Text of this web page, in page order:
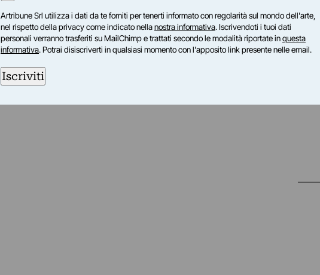
Artribune Srl utilizza i dati da te forniti per tenerti informato con regolarità sul mondo dell'arte,
nel rispetto della privacy come indicato nellanostra informativa. Iscrivendoti i tuoi dati
personali verranno trasferiti su MailChimp e trattati secondo le modalità riportate inquesta
informativa. Potrai disiscriverti in qualsiasi momento con l'apposito link presente nelle email.
Iscriviti